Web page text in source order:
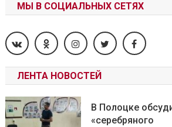
МЫ В СОЦИАЛЬНЫХ СЕТЯХ
ЛЕНТА НОВОСТЕЙ
В Полоцке
«серебряного